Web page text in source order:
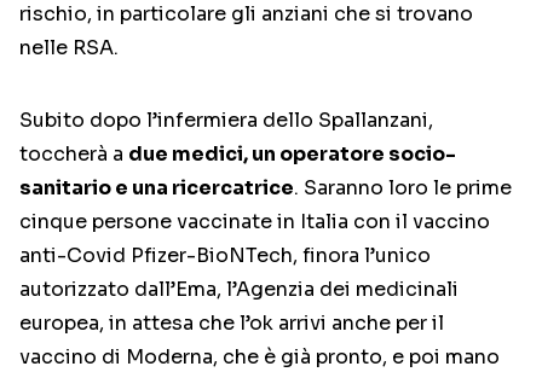
rischio, in particolare gli anziani che si trovano
nelle RSA.
Subito dopo l’infermiera dello Spallanzani,
toccherà a due medici, un operatore socio-
sanitario e una ricercatrice. Saranno loro le prime
cinque persone vaccinate in Italia con il vaccino
anti-Covid Pfizer-BioNTech, finora l’unico
autorizzato dall’Ema, l’Agenzia dei medicinali
europea, in attesa che l’ok arrivi anche per il
vaccino di Moderna, che è già pronto, e poi mano